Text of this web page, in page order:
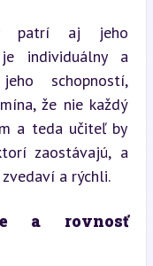
patrí aj jeho
individuálny a
schopností,
že nie každý
a teda učiteľ by
zaostávajú, a
a rýchli.
a rovnosť